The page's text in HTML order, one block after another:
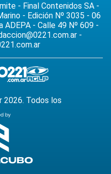
- Final Contenidos SA -
- Edición Nº 3035 - 06
- Calle 49 Nº 609 -
-
2026. Todos los